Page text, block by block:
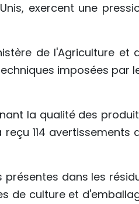
exercent une
de l'Agriculture et
imposées par
la qualité des
114 avertissements
dans les
de culture et